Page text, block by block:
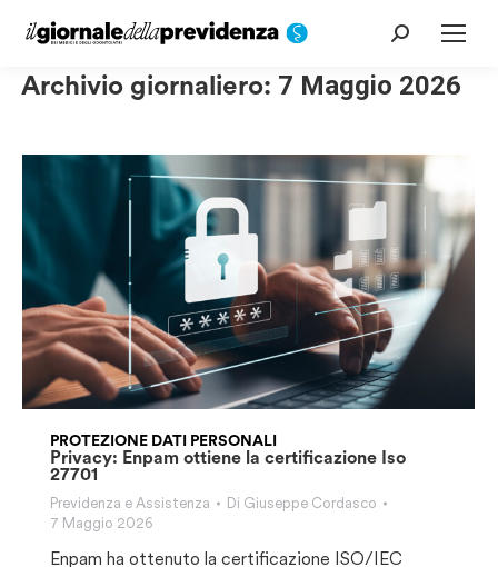
Cerca:
Archivio giornaliero: 7 Maggio 2026
PROTEZIONE DATI PERSONALI
Privacy: Enpam ottiene la certificazione Iso
27701
Previdenza e Assistenza Di Giuseppe Cordasco
7 Maggio 2026
Enpam ha ottenuto la certificazione ISO/IEC